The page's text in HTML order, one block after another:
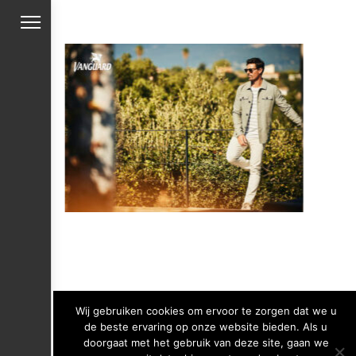
Wij gebruiken cookies om ervoor te zorgen dat we u
de beste ervaring op onze website bieden. Als u
doorgaat met het gebruik van deze site, gaan we